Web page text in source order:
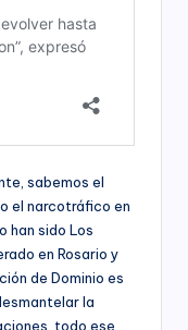
sabemos el
el narcotráfico en
han sido Los
en Rosario y
de Dominio es
la
todo ese